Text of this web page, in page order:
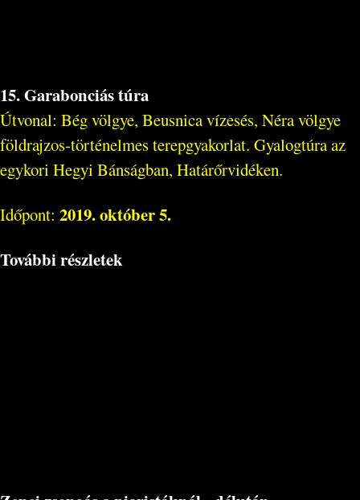
15. Garabonciás túra
Útvonal: Bég völgye, Beusnica vízesés, Néra völgye
földrajzos-történelmes terepgyakorlat. Gyalogtúra az
egykori Hegyi Bánságban, Határőrvidéken.
Időpont: 2019. október 5.
További részletek